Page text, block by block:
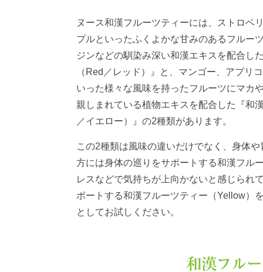
ヌース和漢フルーツティーには、ストロベ
プルといったふくよかな甘みのあるフルー
ジンなどの馴染み深い和漢エキスを配合し
（Red／レッド）』と、マンゴー、アプリ
いった様々な風味を持ったフルーツにマカ
親しまれている植物エキスを配合した『和
／イエロー）』の2種類があります。
この2種類は風味の違いだけでなく、身体
方には身体の巡りをサポートする和漢フル
レスなどで気持ちが上向かないと感じられ
ポートする和漢フルーツティー（Yellow）
としてお試しください。
和漢フル